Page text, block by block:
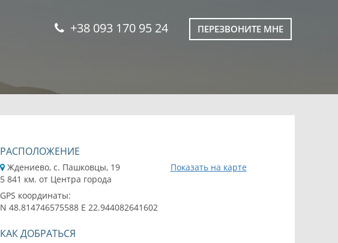
+38 093 170 95 24 ПЕРЕЗВОНИТЕ МНЕ
РАСПОЛОЖЕНИЕ
Ждениево, с. Пашковцы, 19
Показать на карте
5 841 км. от Центра города
GPS координаты:
N 48.814746575588 E 22.944082641602
КАК ДОБРАТЬСЯ